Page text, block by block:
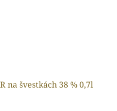
na švestkách 38 % 0,7l